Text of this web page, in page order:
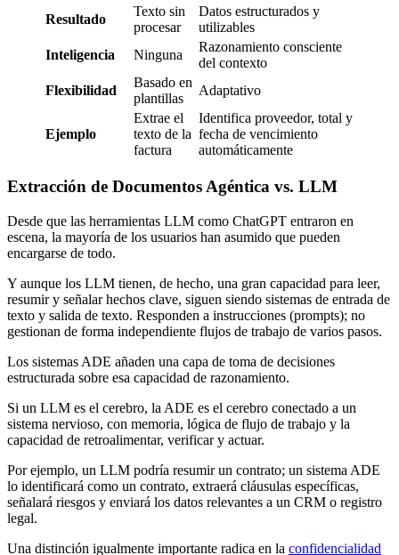
Resultado
Texto sin
procesar
Datos estructurados y
utilizables
Inteligencia
Ninguna
Razonamiento consciente
del contexto
Flexibilidad
Basado en
plantillas
Adaptativo
Ejemplo
Extrae el
texto de la
factura
Identifica proveedor, total y
fecha de vencimiento
automáticamente
Extracción de Documentos Agéntica vs. LLM
Desde que las herramientas LLM como ChatGPT entraron en
escena, la mayoría de los usuarios han asumido que pueden
encargarse de todo.
Y aunque los LLM tienen, de hecho, una gran capacidad para leer,
resumir y señalar hechos clave, siguen siendo sistemas de entrada de
texto y salida de texto. Responden a instrucciones (prompts); no
gestionan de forma independiente flujos de trabajo de varios pasos.
Los sistemas ADE añaden una capa de toma de decisiones
estructurada sobre esa capacidad de razonamiento.
Si un LLM es el cerebro, la ADE es el cerebro conectado a un
sistema nervioso, con memoria, lógica de flujo de trabajo y la
capacidad de retroalimentar, verificar y actuar.
Por ejemplo, un LLM podría resumir un contrato; un sistema ADE
lo identificará como un contrato, extraerá cláusulas específicas,
señalará riesgos y enviará los datos relevantes a un CRM o registro
legal.
Una distinción igualmente importante radica en la confidencialidad